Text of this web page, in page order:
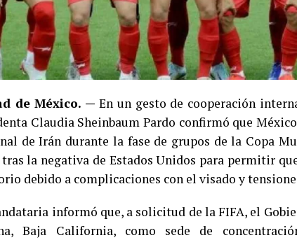
de México. — En un gesto de cooperación
Claudia Sheinbaum Pardo confirmó que
de Irán durante la fase de grupos de la Copa
tras la negativa de Estados Unidos para permitir
debido a complicaciones con el visado y
informó que, a solicitud de la FIFA, el
Baja California, como sede de